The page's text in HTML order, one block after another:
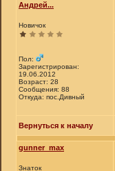
Андрей...
Новичок
Пол:
Зарегистрирован:
19.06.2012
Возраст: 28
Сообщения: 88
Откуда: пос.Дивный
Вернуться к началу
gunner_max
Знаток